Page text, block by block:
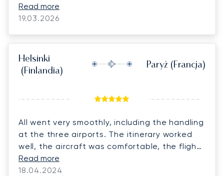
unavailable twice) how Dalia has handled the
situations and had promptly good solutions
difference to me, that bent besides being
reachable at all times and timely follow ups.
We will definitely be coming back for our next
flight. Thank you very much much Dalia
Read more
19.03.2026
Helsinki
(Finlandia)
Paryż (Francja)
All went very smoothly, including the handling
at the three airports. The itinerary worked
well, the aircraft was comfortable, the flight
was good, the crew were friendly and
professional.
Read more
18.04.2024